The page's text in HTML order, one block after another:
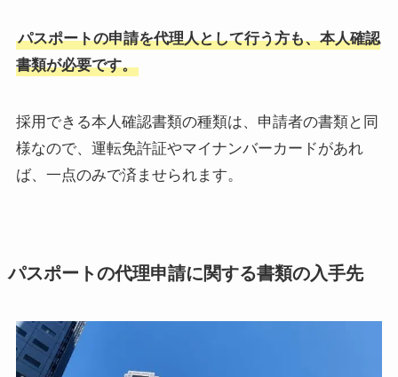
パスポートの申請を代理人として行う方も、本人確認
書類が必要です。
採用できる本人確認書類の種類は、申請者の書類と同
様なので、運転免許証やマイナンバーカードがあれ
ば、一点のみで済ませられます。
パスポートの代理申請に関する書類の入手先